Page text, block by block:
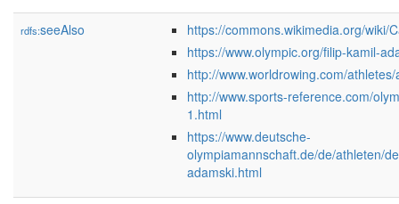
rdfs:seeAlso
https://commons.wikimedia.org/wiki/
https://www.olympic.org/filip-kamil-
http://www.worldrowing.com/
http://www.sports-reference.com/
1.html
https://www.deutsche-
olympiamannschaft.de/de/athleten/
adamski.html